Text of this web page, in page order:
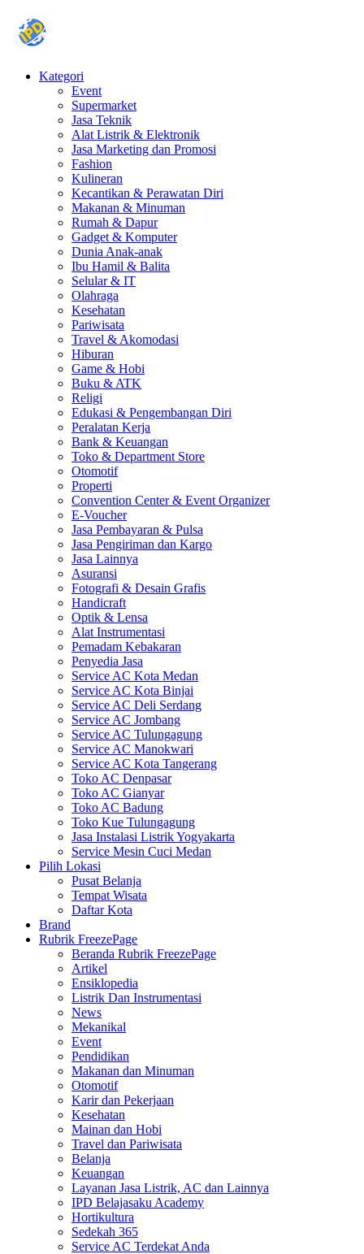
Kategori
Event
Supermarket
Jasa Teknik
Alat Listrik & Elektronik
Jasa Marketing dan Promosi
Fashion
Kulineran
Kecantikan & Perawatan Diri
Makanan & Minuman
Rumah & Dapur
Gadget & Komputer
Dunia Anak-anak
Ibu Hamil & Balita
Selular & IT
Olahraga
Kesehatan
Pariwisata
Travel & Akomodasi
Hiburan
Game & Hobi
Buku & ATK
Religi
Edukasi & Pengembangan Diri
Peralatan Kerja
Bank & Keuangan
Toko & Department Store
Otomotif
Properti
Convention Center & Event Organizer
E-Voucher
Jasa Pembayaran & Pulsa
Jasa Pengiriman dan Kargo
Jasa Lainnya
Asuransi
Fotografi & Desain Grafis
Handicraft
Optik & Lensa
Alat Instrumentasi
Pemadam Kebakaran
Penyedia Jasa
Service AC Kota Medan
Service AC Kota Binjai
Service AC Deli Serdang
Service AC Jombang
Service AC Tulungagung
Service AC Manokwari
Service AC Kota Tangerang
Toko AC Denpasar
Toko AC Gianyar
Toko AC Badung
Toko Kue Tulungagung
Jasa Instalasi Listrik Yogyakarta
Service Mesin Cuci Medan
Pilih Lokasi
Pusat Belanja
Tempat Wisata
Daftar Kota
Brand
Rubrik FreezePage
Beranda Rubrik FreezePage
Artikel
Ensiklopedia
Listrik Dan Instrumentasi
News
Mekanikal
Event
Pendidikan
Makanan dan Minuman
Otomotif
Karir dan Pekerjaan
Kesehatan
Mainan dan Hobi
Travel dan Pariwisata
Belanja
Keuangan
Layanan Jasa Listrik, AC dan Lainnya
IPD Belajasaku Academy
Hortikultura
Sedekah 365
Service AC Terdekat Anda